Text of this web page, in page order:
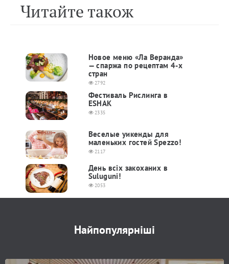
Читайте також
Новое меню «Ла Веранда»
— спаржа по рецептам 4-х
стран
2792
Фестиваль Рислинга в
ESHAK
2335
Веселые уикенды для
маленьких гостей Spezzo!
2117
День всіх закоханих в
Suluguni!
2053
Найпопулярніші